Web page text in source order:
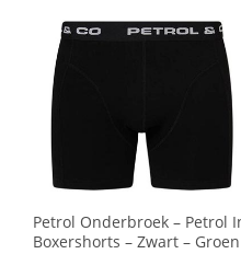
Petrol Onderbroek – Petrol
Boxershorts – Zwart –